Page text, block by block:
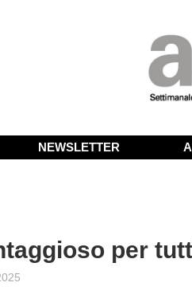
NEWSLETTER
per